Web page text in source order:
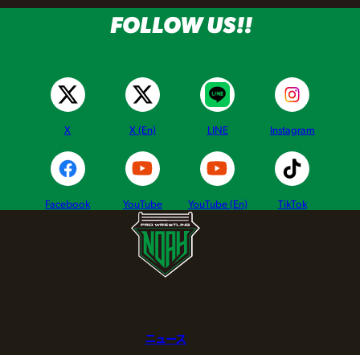
FOLLOW US!!
X X (En) LINE Instagram
Facebook YouTube YouTube (En) TikTok
ニュース